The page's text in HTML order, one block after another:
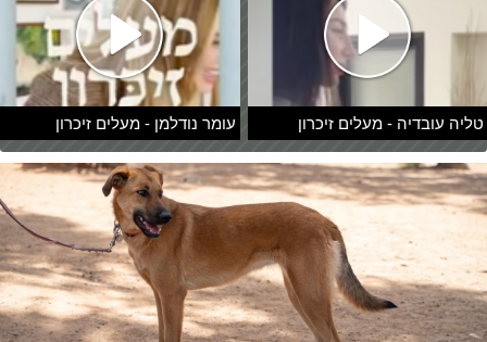
טליה עובדיה - מעלים זיכרון עומר נודלמן - מעלים זיכרון